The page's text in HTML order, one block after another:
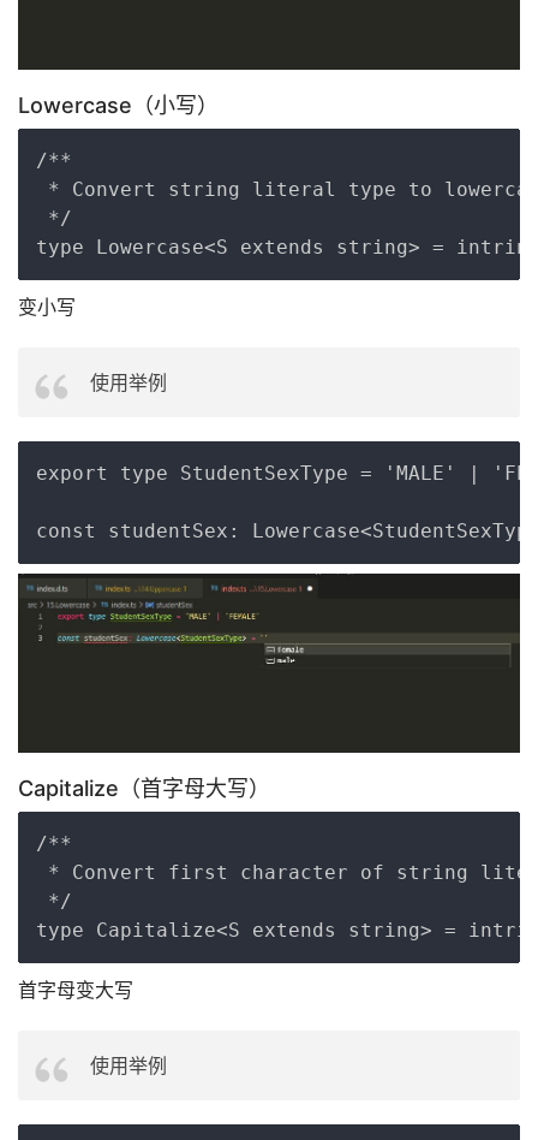
Lowercase（小写）
/**
* Convert string literal type to
*/
变小写
使用举例
export type StudentSexType = 'MALE' | Copy
Capitalize（首字母大写）
/**
* Convert first character of string
*/
首字母变大写
使用举例